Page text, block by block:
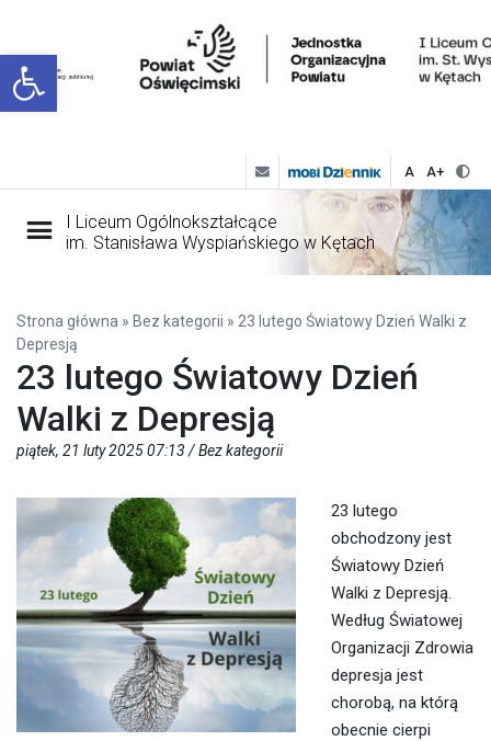
Open toolbar
A A+
I Liceum Ogólnokształcące
im. Stanisława Wyspiańskiego w Kętach
Strona główna » Bez kategorii » 23 lutego Światowy Dzień Walki z
Depresją
23 lutego Światowy Dzień
Walki z Depresją
piątek, 21 luty 2025 07:13 /Bez kategorii
23 lutego
obchodzony jest
Światowy Dzień
Walki z Depresją.
Według Światowej
Organizacji Zdrowia
depresja jest
chorobą, na którą
obecnie cierpi